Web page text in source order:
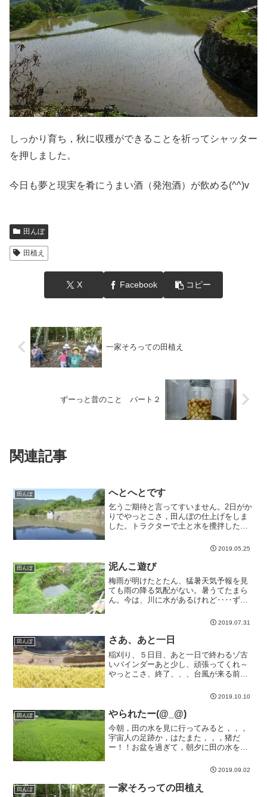
しっかり育ち，秋に収穫ができることを祈ってシャッター
を押しました。
今日も夢と現実を肴にうまい酒（発泡酒）が飲める(^^)v
田んぼ
田植え
X Facebook コピー
一家そろっての田植え
ずーっと昔のこと パート２
関連記事
田んぼ へとへとです
乞うご期待と言ってすいません。2日がか
りでやっとこさ，田んぼの仕上げをしま
した。トラクターで土と水を攪拌した
2019.05.25
田んぼ 泥んこ遊び
梅雨が明けたとたん、猛暑天気予報を見
ても雨の降る気配がない。暑うてたまら
ん。今は、川に水があるけれど‥‥ずっ
2019.07.31
田んぼ さあ、あと一日
稲刈り、５日目、あと一日で終わるゾ古
いバインダーあと少し、頑張ってくれ～
やっとこさ、終了、、、台風が来る前に
2019.10.10
田んぼ やられたー(@_@)
今朝，田の水を見に行ってみると，，，
宇宙人の足跡か，はたまた，，，猪だ
ー！！お盆を過ぎて，朝夕に田の水を見
2019.09.02
田んぼ 一家そろっての田植え